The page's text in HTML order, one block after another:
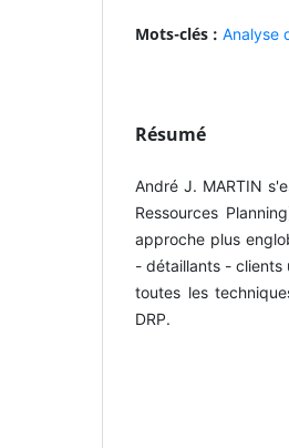
Mots-clés : Analyse
Résumé
André J. MARTIN
Ressources
approche plus
- détaillants - clients
toutes les
DRP.